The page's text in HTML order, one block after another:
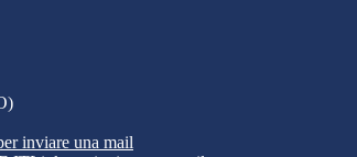
inviare una mail